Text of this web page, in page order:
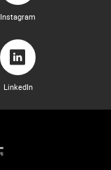
Instagram
LinkedIn